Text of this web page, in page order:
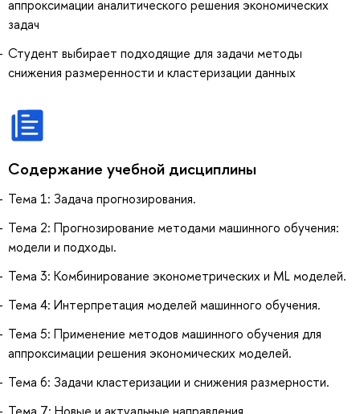
аппроксимации аналитического решения экономических
задач
Студент выбирает подходящие для задачи методы
снижения размеренности и кластеризации данных
Содержание учебной дисциплины
Тема 1: Задача прогнозирования.
Тема 2: Прогнозирование методами машинного обучения:
модели и подходы.
Тема 3: Комбинирование эконометрических и ML моделей.
Тема 4: Интерпретация моделей машинного обучения.
Тема 5: Применение методов машинного обучения для
аппроксимации решения экономических моделей.
Тема 6: Задачи кластеризации и снижения размерности.